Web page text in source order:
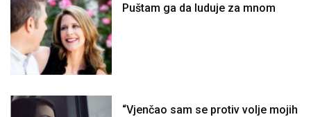
Puštam ga da luduje za mnom
“Vjenčao sam se protiv volje mojih